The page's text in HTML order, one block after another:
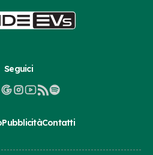
Seguici
PubblicitàContatti